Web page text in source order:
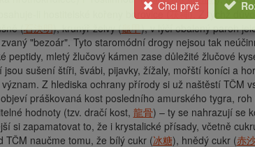
li hostitelské kořeny borovice (茯神). Z týchž
(石決明), krunýř želvy (龜甲), v lýčí obalený paroh
"bezoár". Tyto staromódní drogy nejsou tak
peptidy, mletý žlučový kámen zase důležité žlučové
jsou sušení štíři, švábi, pijavky, žížaly, mořští koníci a
Z hlediska ochrany přírody si už naštěstí TČM
práškovaná kost posledního amurského tygra,
hodnoty (tzv. dračí kost, 龍骨) – ty se nahrazují se
si zapamatovat to, že i krystalické přísady, včetně
TČM naučme tomu, že bílý cukr (冰糖), hnědý cukr (赤
Chci pryč